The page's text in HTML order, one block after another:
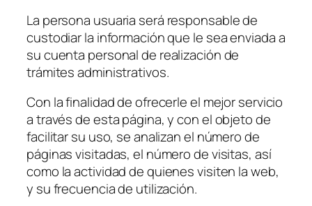
La persona usuaria será responsable de
custodiar la información que le sea enviada a
su cuenta personal de realización de
trámites administrativos.
Con la finalidad de ofrecerle el mejor servicio
a través de esta página, y con el objeto de
facilitar su uso, se analizan el número de
páginas visitadas, el número de visitas, así
como la actividad de quienes visiten la web,
y su frecuencia de utilización.